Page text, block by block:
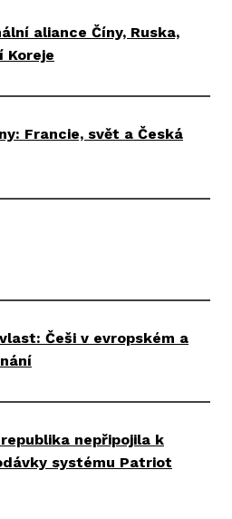
aliance Číny, Ruska,
Koreje
Francie, svět a Česká
Češi v evropském a
nepřipojila k
systému Patriot